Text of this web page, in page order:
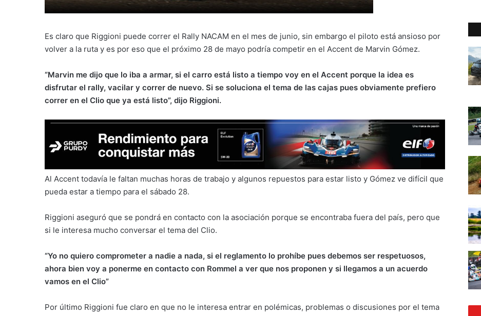
Es claro que Riggioni puede correr el Rally NACAM en el mes de junio, sin embargo el piloto está ansioso por
volver a la ruta y es por eso que el próximo 28 de mayo podría competir en el Accent de Marvin Gómez.
“Marvin me dijo que lo iba a armar, si el carro está listo a tiempo voy en el Accent porque la idea es
disfrutar el rally, vacilar y correr de nuevo. Si se soluciona el tema de las cajas pues obviamente prefiero
correr en el Clio que ya está listo”, dijo Riggioni.
Al Accent todavía le faltan muchas horas de trabajo y algunos repuestos para estar listo y Gómez ve difícil que
pueda estar a tiempo para el sábado 28.
Riggioni aseguró que se pondrá en contacto con la asociación porque se encontraba fuera del país, pero que
si le interesa mucho conversar el tema del Clio.
“Yo no quiero comprometer a nadie a nada, si el reglamento lo prohíbe pues debemos ser respetuosos,
ahora bien voy a ponerme en contacto con Rommel a ver que nos proponen y si llegamos a un acuerdo
vamos en el Clio”
Por último Riggioni fue claro en que no le interesa entrar en polémicas, problemas o discusiones por el tema